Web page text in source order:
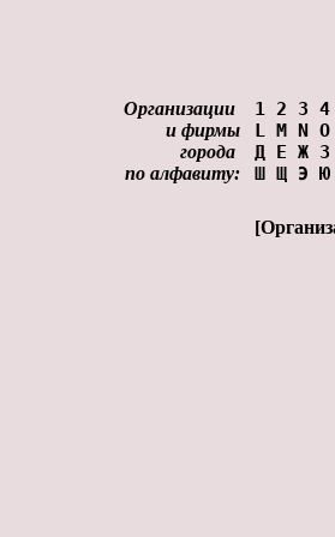
Организации
и фирмы
города
по алфавиту:
1 2 3 4
L M N O
Д Е Ж З
Ш Щ Э Ю
[